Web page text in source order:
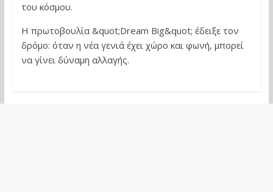
του κόσμου.
Η πρωτοβουλία &quot;Dream Big&quot; έδειξε τον
δρόμο: όταν η νέα γενιά έχει χώρο και φωνή, μπορεί
να γίνει δύναμη αλλαγής.